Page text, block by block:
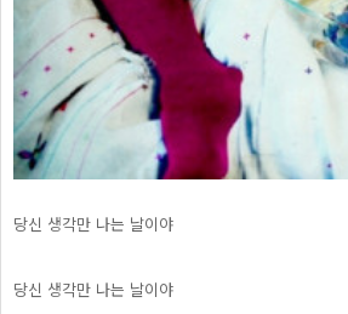
당신 생각만 나는 날이야
당신 생각만 나는 날이야